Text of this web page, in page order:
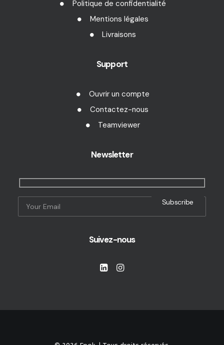
Politique de confidentialité
Mentions légales
Livraisons
Support
Ouvrir un compte
Contactez-nous
Teamviewer
Newsletter
Suivez-nous